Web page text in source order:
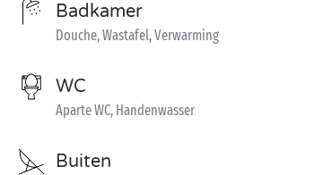
Badkamer
Douche, Wastafel, Verwarming
WC
Aparte WC, Handenwasser
Buiten